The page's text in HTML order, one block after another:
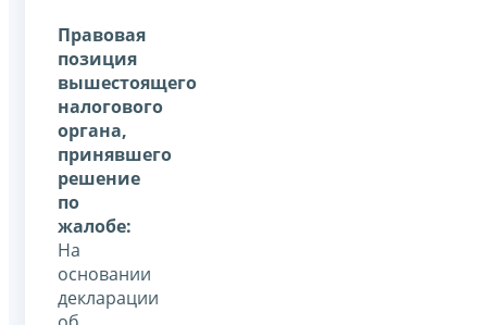
Правовая
позиция
вышестоящего
налогового
органа,
принявшего
решение
по
жалобе:
На
основании
декларации